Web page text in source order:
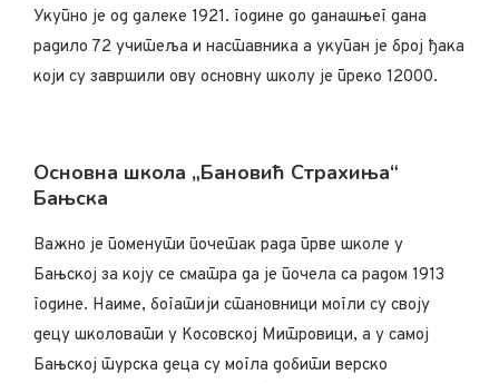
Укупно је од далеке 1921. године до данашњег дана
радило 72 учитеља и наставника а укупан је број ђака
који су завршили ову основну школу је преко 12000.
Основна школа „Бановић Страхиња“
Бањска
Важно је поменути почетак рада прве школе у
Бањској за коју се сматра да је почела са радом 1913
године. Наиме, богатији становници могли су своју
децу школовати у Косовској Митровици, а у самој
Бањској турска деца су могла добити верско